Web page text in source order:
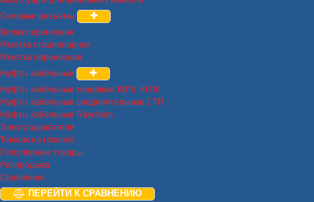
Силовые разъемы
Вилка переносная
Розетка стационарная
Розетка переносная
Муфты кабельные
Муфты кабельные концевые КВТп, КНТп
Муфты кабельные соединительные СТП
Муфты кабельные Raychem
Электродвигатели
Товары на главной
Популярные товары
Распродажа
Сравнение
ПЕРЕЙТИ К СРАВНЕНИЮ